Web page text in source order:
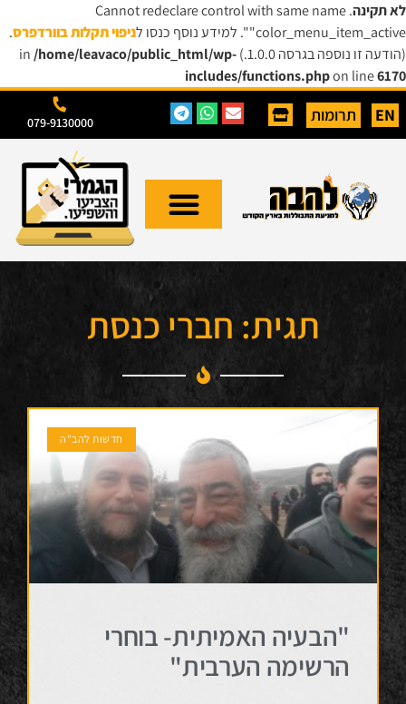
לא תקינה . Cannot redeclare control with same name
"color_menu_item_active". למידע נוסף כנסו ל
ניפוי תקלות בוורדפרס.
(הודעה זו נוספה בגרסה 1.0.0.) in
/home/leavaco/public_html/wp-
includes/functions.phpon line6170
EN תרומות 079-9130000
תגית: חברי כנסת
חדשות להב"ה
"הבעיה האמיתית- בוחרי
הרשימה הערבית"